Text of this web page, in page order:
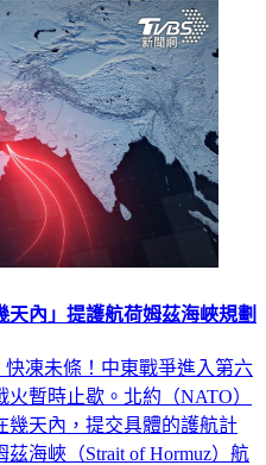
內」提護航荷姆茲海峽規劃
快凍未條！中東戰爭進入第六
暫時止歇。北約（NATO）
幾天內，提交具體的護航計
海峽（Strait of Hormuz）航